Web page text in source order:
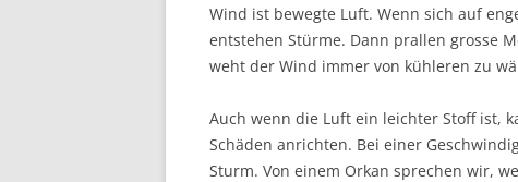
GEOGRAFIE UND GEOLOGIE
Wind ist bewegte Luft. Wenn sich auf
entstehen Stürme. Dann prallen grosse
weht der Wind immer von kühleren zu
Auch wenn die Luft ein leichter Stoff ist,
Schäden anrichten. Bei einer
Sturm. Von einem Orkan sprechen wir,